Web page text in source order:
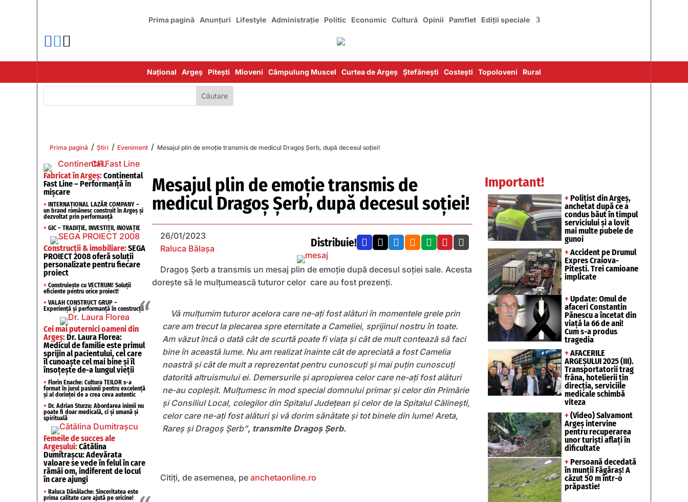
Prima pagină Anunțuri Lifestyle Administrație Politic Economic Cultură Opinii Pamflet Ediții speciale

Național Argeș Pitești Mioveni Câmpulung Muscel Curtea de Argeș Ștefănești Costești Topoloveni Rural
Prima pagină / Știri / Eveniment / Mesajul plin de emoție transmis de medicul Dragoș Șerb, după decesul soției!
Fabricat în Argeș:Continental
Fast Line – Performanță în
mișcare
+ INTERNAȚIONAL LAZĂR COMPANY –
un brand românesc construit în Argeș și
dezvoltat prin performanță
+ GIC – TRADIȚIE, INVESTIȚII, INOVAȚIE
Construcții & imobiliare:SEGA
PROIECT 2008 oferă soluții
personalizate pentru fiecare
proiect
+ Construiește cu VECTRUM! Soluții
eficiente pentru orice proiect!
+ VALAH CONSTRUCT GRUP –
Experiență și performanță în construcții
Cei mai puternici oameni din
Argeș:Dr. Laura Florea:
Medicul de familie este primul
sprijin al pacientului, cel care
îl cunoaște cel mai bine și îl
însoțește de-a lungul vieții
+ Florin Enache: Cultura TEILOR s-a
format în jurul pasiunii pentru excelență
și al dorinței de a crea ceva autentic
+ Dr. Adrian Sturzu: Abordarea inimii nu
poate fi doar medicală, ci și umană și
spirituală
Femeile de succes ale
Argeșului:Cătălina
Dumitrașcu: Adevărata
valoare se vede în felul în care
rămâi om, indiferent de locul
în care ajungi
+ Raluca Dănălache: Sinceritatea este
prima calitate care ajută pe oricine!
Mesajul plin de emoție transmis de
medicul Dragoș Șerb, după decesul soției!
26/01/2023
Raluca Bălașa
Distribuie!       
Dragoș Șerb a transmis un mesaj plin de emoție după decesul soției sale. Acesta
dorește să le mulțumească tuturor celor care au fost prezenți.
Vă mulțumim tuturor acelora care ne-ați fost alături în momentele grele prin
care am trecut la plecarea spre eternitate a Cameliei, sprijinul nostru în toate.
Am văzut încă o dată cât de scurtă poate fi viața și cât de mult contează să faci
bine în această lume. Nu am realizat înainte cât de apreciată a fost Camelia
noastră și cât de mult a reprezentat pentru cunoscuți și mai puțin cunoscuți
datorită altruismului ei. Demersurile și apropierea celor care ne-ați fost alături
ne-au copleșit. Mulțumesc în mod special domnului primar și celor din Primărie
și Consiliul Local, colegilor din Spitalul Județean și celor de la Spitalul Călinești,
celor care ne-ați fost alături și vă dorim sănătate și tot binele din lume! Areta,
Rareș și Dragoș Șerb”, transmite Dragoș Șerb.
Citiți, de asemenea, pe anchetaonline.ro
Important!
+ Polițist din Argeș,
anchetat după ce a
condus băut în timpul
serviciului și a lovit
mai multe pubele de
gunoi
+ Accident pe Drumul
Expres Craiova-
Pitești. Trei camioane
implicate
+ Update: Omul de
afaceri Constantin
Pănescu a încetat din
viață la 66 de ani!
Cum s-a produs
tragedia
+ AFACERILE
ARGEȘULUI 2025 (III).
Transportatorii trag
frâna, hotelierii țin
direcția, serviciile
medicale schimbă
viteza
+ (Video) Salvamont
Argeș intervine
pentru recuperarea
unor turişti aflaţi în
dificultate
+ Persoană decedată
în munții Făgăraș! A
căzut 50 m într-o
prăpastie!